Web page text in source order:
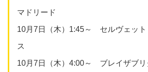
マドリード
10月7日（木）1:45～ セルヴェット
ス
10月7日（木）4:00～ ブレイザブリ